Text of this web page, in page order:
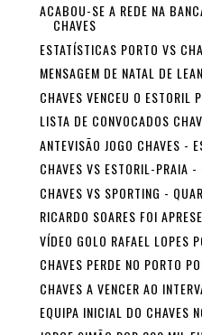
ACABOU-SE A REDE NA
CHAVES
ESTATÍSTICAS PORTO VS
MENSAGEM DE NATAL DE
CHAVES VENCEU O ESTORIL
LISTA DE CONVOCADOS
ANTEVISÃO JOGO CHAVES -
CHAVES VS ESTORIL-PRAIA
CHAVES VS SPORTING -
RICARDO SOARES FOI
VÍDEO GOLO RAFAEL LOPES
CHAVES PERDE NO PORTO
CHAVES A VENCER AO
EQUIPA INICIAL DO CHAVES